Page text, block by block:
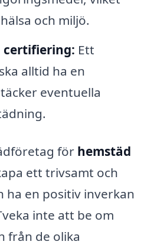
och miljö.
certifiering: Ett
alltid ha en
eventuella
för hemstäd
ett trivsamt och
ha en positiv inverkan
inte att be om
från de olika